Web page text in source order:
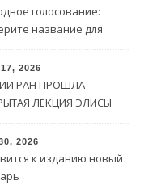
голосование:
название для
2026
РАН ПРОШЛА
ЛЕКЦИЯ ЭЛИСЫ
2026
к изданию новый